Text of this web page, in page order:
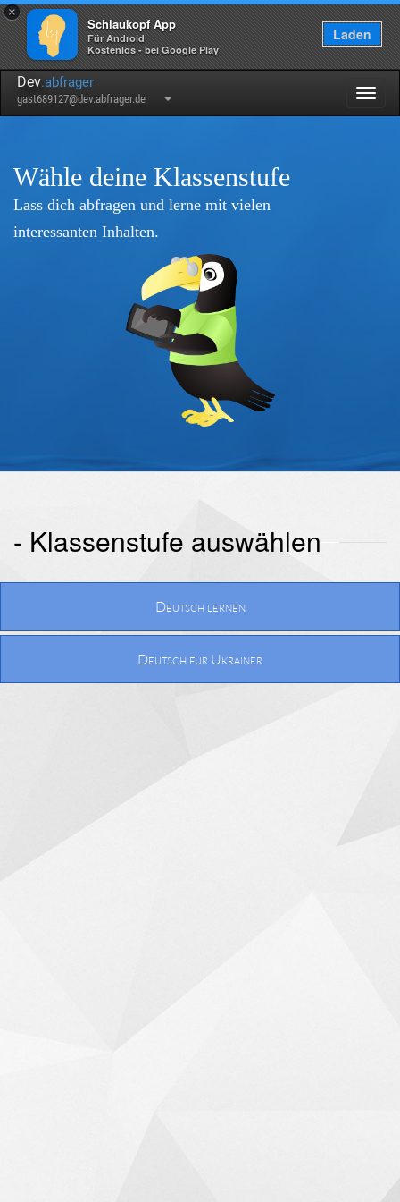
×
Schlaukopf App
Für Android
Kostenlos - bei Google Play
Laden
Dev.abfrager
gast689127@dev.abfrager.de
Wähle deine Klassenstufe
Lass dich abfragen und lerne mit vielen
interessanten Inhalten.
- Klassenstufe auswählen
Deutsch lernen
Deutsch für Ukrainer